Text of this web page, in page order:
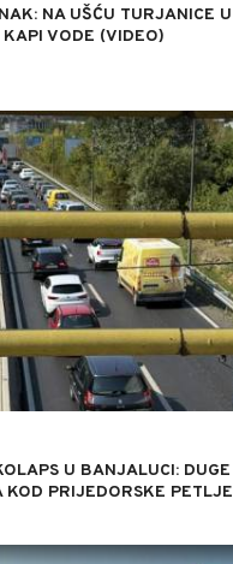
NA UŠĆU TURJANICE U
VODE (VIDEO)
U BANJALUCI: DUGE
KOD PRIJEDORSKE PETLJE